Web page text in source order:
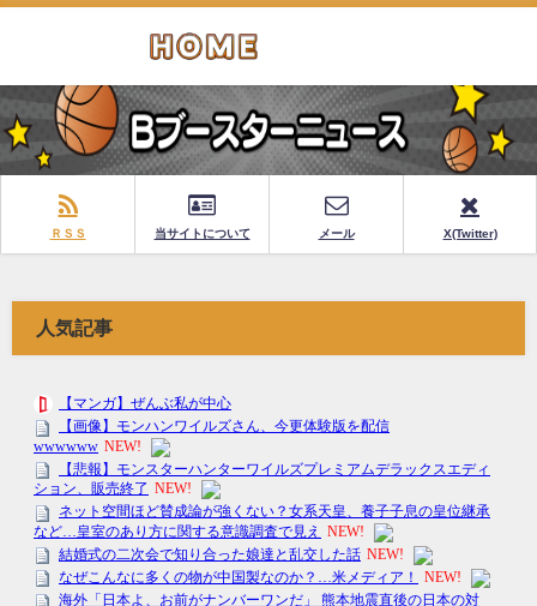
ＲＳＳ 当サイトについて メール X(Twitter)
人気記事